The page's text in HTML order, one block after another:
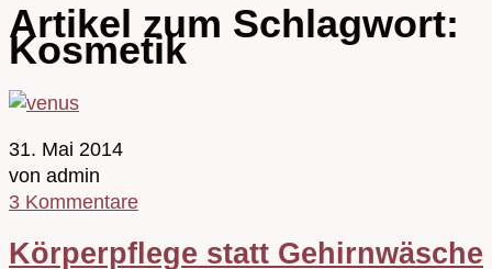
Artikel zum Schlagwort:
Kosmetik
31. Mai 2014
von admin
3 Kommentare
Körperpflege statt Gehirnwäsche